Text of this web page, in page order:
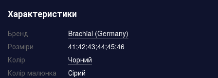
Характеристики
Бренд
Brachial (Germany)
Розміри
41;42;43;44;45;46
Колір
Чорний
Колір малюнка
Сірий